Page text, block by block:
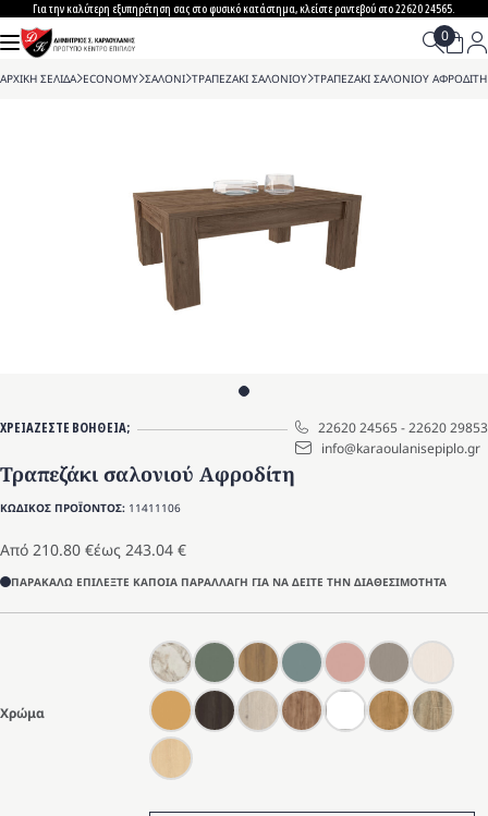
to
content
Για την καλύτερη εξυπηρέτηση σας στο φυσικό κατάστημα, κλείστε ραντεβού στο 22620 24565.
ΑΡΧΙΚΗ ΣΕΛΙΔΑ>ECONOMY>ΣΑΛΟΝΙ>ΤΡΑΠΕΖΑΚΙ ΣΑΛΟΝΙΟΥ>ΤΡΑΠΕΖΑΚΙ ΣΑΛΟΝΙΟΥ ΑΦΡΟΔΙΤΗ
ΧΡΕΙΑΖΕΣΤΕ ΒΟΗΘΕΙΑ; 22620 24565-22620 29853
info@karaoulanisepiplo.gr
Τραπεζάκι σαλονιού Αφροδίτη
ΚΩΔΙΚΟΣ ΠΡΟΪΟΝΤΟΣ: 11411106
Από 210.80 €έως 243.04 €
ΠΑΡΑΚΑΛΩ ΕΠΙΛΕΞΤΕ ΚΑΠΟΙΑ ΠΑΡΑΛΛΑΓΗ ΓΙΑ ΝΑ ΔΕΙΤΕ ΤΗΝ ΔΙΑΘΕΣΙΜΟΤΗΤΑ
Χρώμα